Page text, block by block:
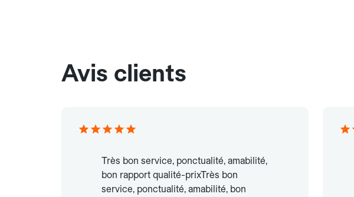
Avis clients
Très bon service, ponctualité, amabilité,
bon rapport qualité-prixTrès bon
service, ponctualité, amabilité, bon